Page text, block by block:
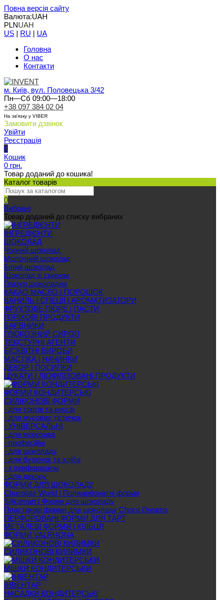
Повна версія сайту
Валюта:UAH
PLNUAH
US | RU | UA
Головна
О нас
Контакти
м. Київ, вул. Половецька 3/42
Пн—Сб 09:00—18:00
+38 097 384 02 04
На зв'язку у VIBER
Замовити дзвінок
Увійти
Реєстрація
0
Кошик
0 грн.
Товар доданий до кошика!
Каталог товарів
0
Вибрані
Товар доданий до списку вибраних
ІНГРЕДІЄНТИ
ШОКОЛАД
Чорний шоколад
Молочний шоколад
Білий шоколад
Шоколад зі смаком
Глазур шоколадна
КАКАО МАСЛО | ПОРОШОК
ВАНИЛЬ | СПЕЦІЇ | АРОМАТИЗАТОРИ
ФРУКТОВЕ ПЮРЕ | ПАСТИ
ГОРІХОВІ ПРОДУКТИ
БАРВНИКИ
ГЛЮКОЗНИЙ СИРОП
ТЕКСТУРНІ АГЕНТИ
БІСКВІТНІ ВИРОБИ
МАСТІКА | НАЧИНКИ
ДЕКОР | ПОСИПКИ
ЦУКАТИ | ЛІОФІЛІЗОВАНІ ПРОДУКТИ
ФОРМИ КОНДИТЕРСЬКІ
СИЛІКОНОВІ ФОРМИ
- для тортів та кексів
- для мусових тістечок
- УНІВЕРСАЛЬНІ
- для морозива
- професійні
- для шоколаду
- для булочок та хліба
- з перфорацією
- для декору
ФОРМИ ДЛЯ ШОКОЛАДУ
Chocolate World | Полікарбонатні форми
Silikomart | Форми для шоколаду
Пластикові форми для шоколаду Choco Dreams
ПЕРФОРОВАНІ ФОРМИ ДЛЯ ТАРТ
МЕТАЛЕВІ ФОРМИ І КІЛЬЦЯ
ФОРМИ VALRHONA
СИЛИКОНОВІ КИЛИМКИ
МІШКИ КОНДИТЕРСЬКИ
ІНВЕНТАР
НАСАДКИ КОНДИТЕРСЬКІ